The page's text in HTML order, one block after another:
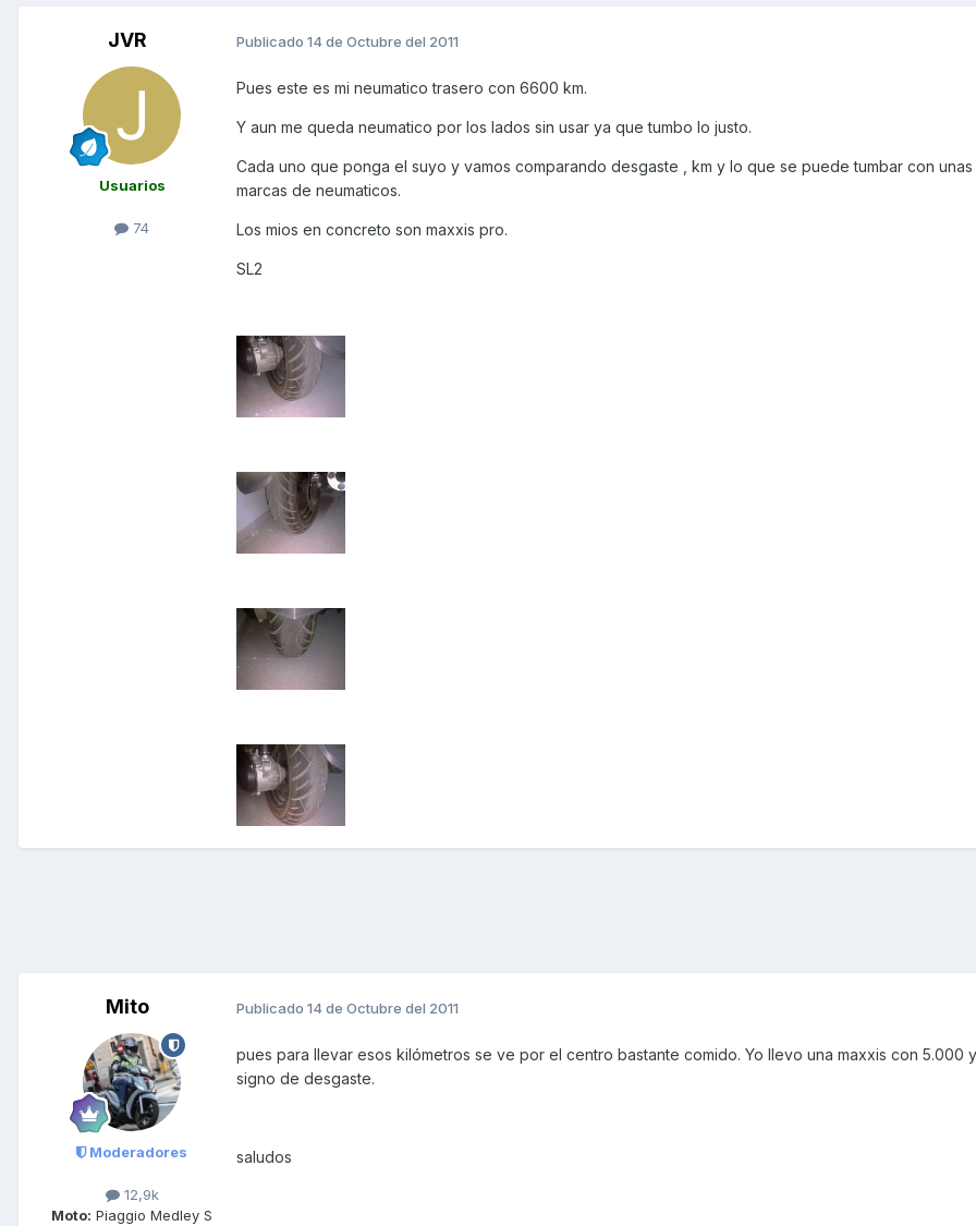
JVR
Usuarios
74
Publicado 14 de Octubre del 2011
Pues este es mi neumatico trasero con 6600 km.
Y aun me queda neumatico por los lados sin usar ya que tumbo lo justo.
Cada uno que ponga el suyo y vamos comparando desgaste , km y lo que se puede tumbar con
marcas de neumaticos.
Los mios en concreto son maxxis pro.
SL2
Mito
Moderadores
12,9k
Moto: Piaggio Medley S
Publicado 14 de Octubre del 2011
pues para llevar esos kilómetros se ve por el centro bastante comido. Yo llevo una maxxis con 5.000
signo de desgaste.
saludos